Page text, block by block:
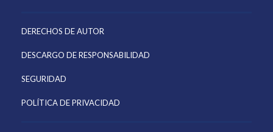
DERECHOS DE AUTOR
DESCARGO DE RESPONSABILIDAD
SEGURIDAD
POLÍTICA DE PRIVACIDAD